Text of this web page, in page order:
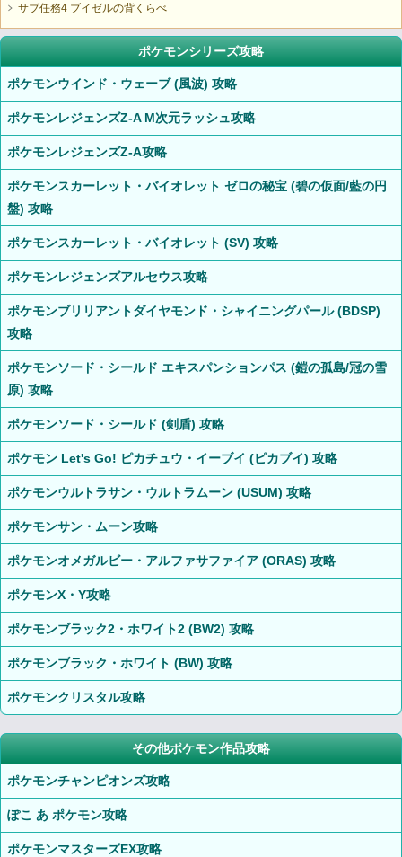
サブ任務4 ブイゼルの背くらべ
ポケモンシリーズ攻略
ポケモンウインド・ウェーブ (風波) 攻略
ポケモンレジェンズZ-A M次元ラッシュ攻略
ポケモンレジェンズZ-A攻略
ポケモンスカーレット・バイオレット ゼロの秘宝 (碧の仮面/藍の円
盤) 攻略
ポケモンスカーレット・バイオレット (SV) 攻略
ポケモンレジェンズアルセウス攻略
ポケモンブリリアントダイヤモンド・シャイニングパール (BDSP)
攻略
ポケモンソード・シールド エキスパンションパス (鎧の孤島/冠の雪
原) 攻略
ポケモンソード・シールド (剣盾) 攻略
ポケモン Let's Go! ピカチュウ・イーブイ (ピカブイ) 攻略
ポケモンウルトラサン・ウルトラムーン (USUM) 攻略
ポケモンサン・ムーン攻略
ポケモンオメガルビー・アルファサファイア (ORAS) 攻略
ポケモンX・Y攻略
ポケモンブラック2・ホワイト2 (BW2) 攻略
ポケモンブラック・ホワイト (BW) 攻略
ポケモンクリスタル攻略
その他ポケモン作品攻略
ポケモンチャンピオンズ攻略
ぽこ あ ポケモン攻略
ポケモンマスターズEX攻略